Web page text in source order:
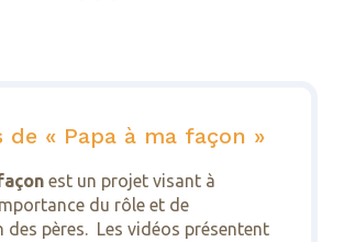
de « Papa à ma façon »
est un projet visant à
du rôle et de
pères. Les vidéos présentent